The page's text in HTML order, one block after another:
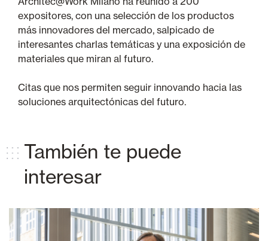
expositores, con una selección de los productos
más innovadores del mercado, salpicado de
interesantes charlas temáticas y una exposición de
materiales que miran al futuro.
Citas que nos permiten seguir innovando hacia las
soluciones arquitectónicas del futuro.
También te puede
interesar